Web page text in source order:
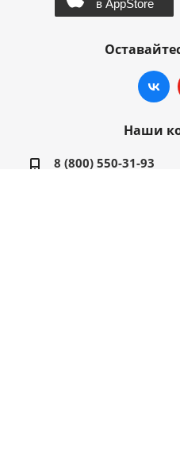
Наши
8 (800) 550-31-93